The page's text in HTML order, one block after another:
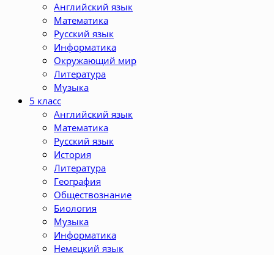
Английский язык
Математика
Русский язык
Информатика
Окружающий мир
Литература
Музыка
5 класс
Английский язык
Математика
Русский язык
История
Литература
География
Обществознание
Биология
Музыка
Информатика
Немецкий язык